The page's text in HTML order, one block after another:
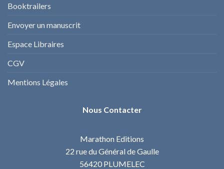
Booktrailers
Envoyer un manuscrit
Espace Libraires
CGV
Mentions Légales
Nous Contacter
Marathon Editions
22 rue du Général de Gaulle
56420 PLUMELEC